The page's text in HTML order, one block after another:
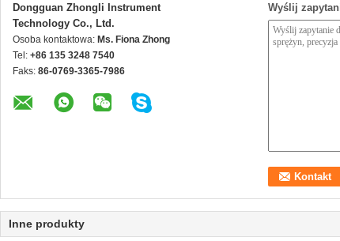
Dongguan Zhongli Instrument
Technology Co., Ltd.
Osoba kontaktowa: Ms. Fiona Zhong
Tel: +86 135 3248 7540
Faks: 86-0769-3365-7986
Wyślij
Inne produkty